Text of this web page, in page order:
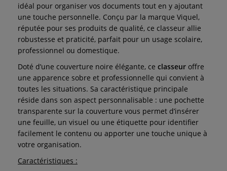
idéal pour organiser vos documents tout en y ajoutant
une touche personnelle. Conçu par la marque Viquel,
réputée pour ses produits de qualité, ce classeur allie
robustesse et praticité, parfait pour un usage scolaire,
professionnel ou domestique.
Doté d’une couverture noire élégante, ce classeur offre
une apparence sobre et professionnelle qui convient à
toutes les situations. Sa caractéristique principale
réside dans son aspect personnalisable : une pochette
transparente sur la couverture vous permet d’insérer
une feuille, un visuel ou une étiquette pour identifier
facilement le contenu ou apporter une touche unique à
votre organisation.
Caractéristiques :